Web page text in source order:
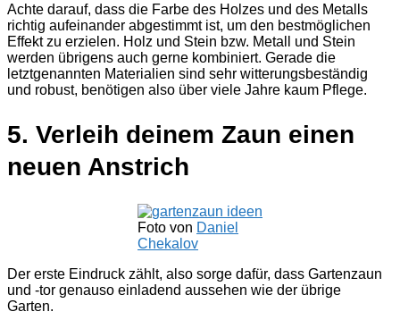
Achte darauf, dass die Farbe des Holzes und des Metalls
richtig aufeinander abgestimmt ist, um den bestmöglichen
Effekt zu erzielen. Holz und Stein bzw. Metall und Stein
werden übrigens auch gerne kombiniert. Gerade die
letztgenannten Materialien sind sehr witterungsbeständig
und robust, benötigen also über viele Jahre kaum Pflege.
5. Verleih deinem Zaun einen
neuen Anstrich
Foto von Daniel
Chekalov
Der erste Eindruck zählt, also sorge dafür, dass Gartenzaun
und -tor genauso einladend aussehen wie der übrige
Garten.